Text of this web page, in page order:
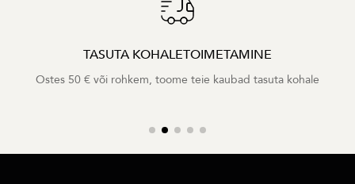
TASUTA KOHALETOIMETAMINE
Ostes 50 € või rohkem, toome teie kaubad tasuta kohale